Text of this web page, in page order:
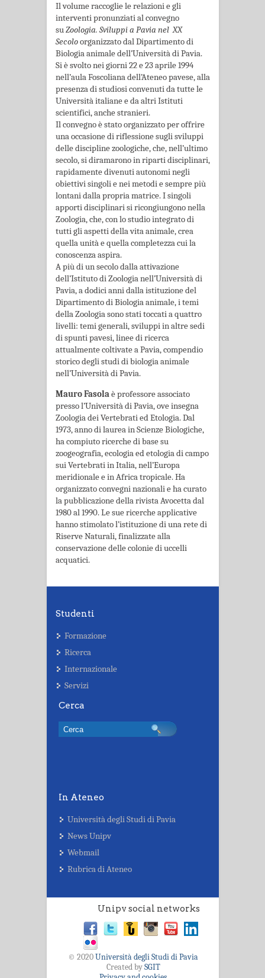
Il volume raccoglie le relazioni e gli
interventi pronunziati al convegno
suZoologia. Sviluppi a Pavia nel XX
Secoloorganizzato dal Dipartimento di
Biologia animale dell’Università di Pavia.
Si è svolto nei giorni 22 e 23 aprile 1994
nell’aula Foscoliana dell’Ateneo pavese, al­la
presenza di studiosi convenuti da tutte le
Università italiane e da altri Istituti
scientifici, anche stranieri.
Il convegno è stato organizzato per offrire
una occasione di riflessione sugli sviluppi
delle discipline zoologiche, che, nell’ultimo
secolo, si diramarono in riparti disciplinari,
rapida­mente divenuti autonomi negli
obiettivi singoli e nei metodi e sempre più
lontani dalla pro­pria matrice. I singoli
apporti disciplinari si ricongiungono nella
Zoologia, che, con lo studio integrato di
tutti gli aspetti della vita animale, crea
quella unità e quella completezza cui la
conoscenza aspira.
A più di un secolo dalla attivazione
dell’Istituto di Zoologia nell’Università di
Pavia, a dodi­ci anni dalla istituzione del
Dipartimento di Biologia animale, i temi
della Zoologia sono stati toccati a quattro
livelli: temi generali, sviluppi in altre sedi
di spunti pavesi, linee di ri­cerca
attualmente coltivate a Pavia, compendio
storico degli studi di biologia animale
nell’U­niversità di Pavia.
Mauro Fasolaè professore associato
presso l’Università di Pavia, ove insegna
Zoologia dei Vertebrati ed Etologia. Dal
1973, anno di laurea in Scienze Biologiche,
ha compiuto ricerche di base su
zoogeografia, ecologia ed etologia di campo
sui Vertebrati in Italia, nell’Europa
meridionale e in Africa tropicale. Ha
organizzato convegni nazionali e ha curato
la pubblicazione della rivista Avocetta dal
1980 al 1990. Le sue ricerche applicative
hanno stimolato l’i­stituzione di una rete di
Riserve Naturali, finalizzate alla
conservazione delle colonie di uc­celli
acquatici.
Studenti
Formazione
Ricerca
Internazionale
Servizi
Cerca
In Ateneo
Università degli Studi di Pavia
News Unipv
Webmail
Rubrica di Ateneo
Unipv social networks
© 2020Università degli Studi di Pavia
Created bySGIT